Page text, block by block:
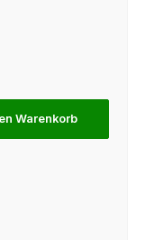
oder benutze die
Warenkorb